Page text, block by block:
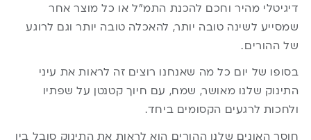
דיגיטלי מהיר וחכם להכנת התמ”ל או כל מוצר אחר
שמסייע לשינה טובה יותר, להאכלה טובה יותר וגם לרוגע
של ההורים.
בסופו של יום כל מה שאנחנו רוצים זה לראות את עיני
התינוק שלנו מאושר, שמח, עם חיוך קטנטן על שפתיו
ולחכות לרגעים הקסומים ביחד.
חוסר האונים שלנו ההורים הוא לראות את התינוק סובל בין